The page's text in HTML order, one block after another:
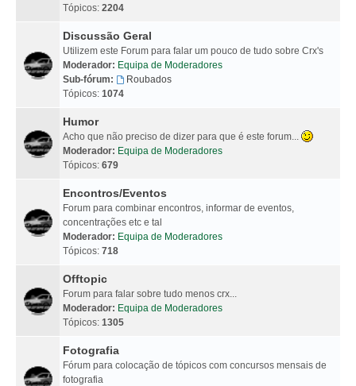
Tópicos: 2204
Discussão Geral
Utilizem este Forum para falar um pouco de tudo sobre Crx's
Moderador: Equipa de Moderadores
Sub-fórum:
Roubados
Tópicos: 1074
Humor
Acho que não preciso de dizer para que é este forum...
Moderador: Equipa de Moderadores
Tópicos: 679
Encontros/Eventos
Forum para combinar encontros, informar de eventos,
concentrações etc e tal
Moderador: Equipa de Moderadores
Tópicos: 718
Offtopic
Forum para falar sobre tudo menos crx...
Moderador: Equipa de Moderadores
Tópicos: 1305
Fotografia
Fórum para colocação de tópicos com concursos mensais de
fotografia